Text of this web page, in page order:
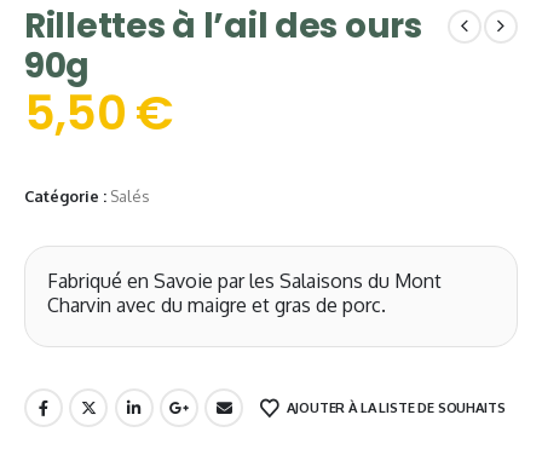
Rillettes à l’ail des ours
90g
5,50€
Catégorie : Salés
Fabriqué en Savoie par les Salaisons du Mont
Charvin avec du maigre et gras de porc.
AJOUTER À LA LISTE DE SOUHAITS